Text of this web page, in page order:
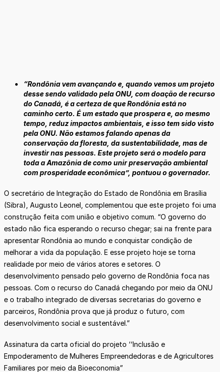
“Rondônia vem avançando e, quando vemos um projeto
desse sendo validado pela ONU, com doação de recurso
do Canadá, é a certeza de que Rondônia está no
caminho certo. É um estado que prospera e, ao mesmo
tempo, reduz impactos ambientais, e isso tem sido visto
pela ONU. Não estamos falando apenas da
conservação da floresta, da sustentabilidade, mas de
investir nas pessoas. Este projeto será o modelo para
toda a Amazônia de como unir preservação ambiental
com prosperidade econômica”, pontuou o governador.
O secretário de Integração do Estado de Rondônia em Brasília
(Sibra), Augusto Leonel, complementou que este projeto foi uma
construção feita com união e objetivo comum. “O governo do
estado não fica esperando o recurso chegar; sai na frente para
apresentar Rondônia ao mundo e conquistar condição de
melhorar a vida da população. E esse projeto hoje se torna
realidade por meio de vários atores e setores. O
desenvolvimento pensado pelo governo de Rondônia foca nas
pessoas. Com o recurso do Canadá chegando por meio da ONU
e o trabalho integrado de diversas secretarias do governo e
parceiros, Rondônia prova que já produz o futuro, com
desenvolvimento social e sustentável.”
Assinatura da carta oficial do projeto ‘‘Inclusão e
Empoderamento de Mulheres Empreendedoras e de Agricultores
Familiares por meio da Bioeconomia”